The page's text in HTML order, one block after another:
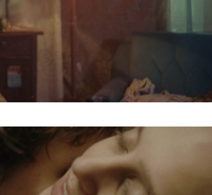
/ TREASURE CITY